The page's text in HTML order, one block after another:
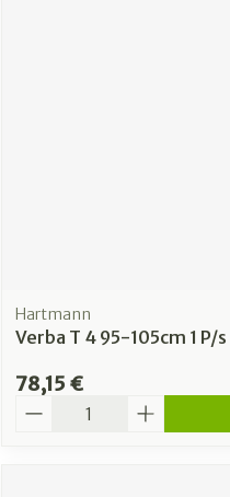
Hartmann
Verba T 4 95-105cm 1 P/s
78,15 €
Quantité